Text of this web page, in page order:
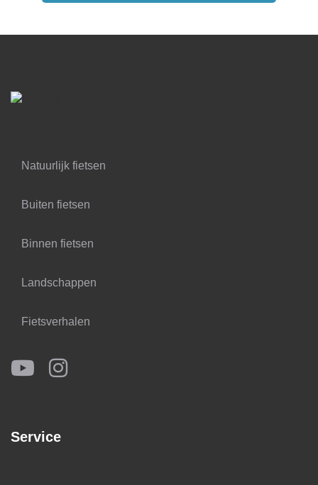
Natuurlijk fietsen
Buiten fietsen
Binnen fietsen
Landschappen
Fietsverhalen
Service